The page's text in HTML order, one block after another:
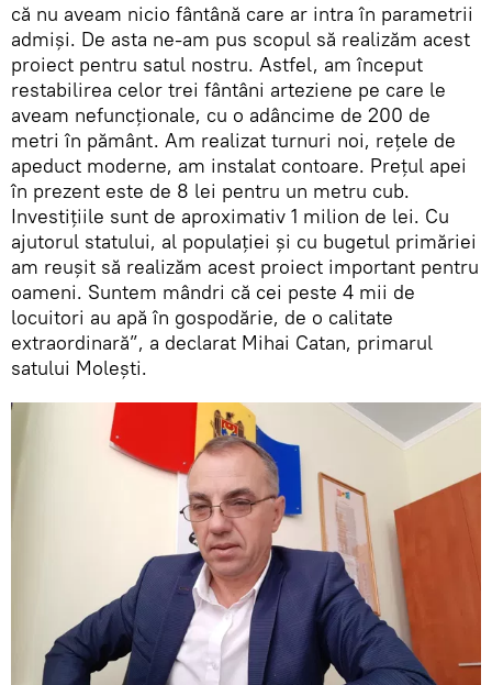
că nu aveam nicio fântână care ar intra în parametrii
admiși. De asta ne-am pus scopul să realizăm acest
proiect pentru satul nostru. Astfel, am început
restabilirea celor trei fântâni arteziene pe care le
aveam nefuncționale, cu o adâncime de 200 de
metri în pământ. Am realizat turnuri noi, rețele de
apeduct moderne, am instalat contoare. Prețul apei
în prezent este de 8 lei pentru un metru cub.
Investițiile sunt de aproximativ 1 milion de lei. Cu
ajutorul statului, al populației și cu bugetul primăriei
am reușit să realizăm acest proiect important pentru
oameni. Suntem mândri că cei peste 4 mii de
locuitori au apă în gospodărie, de o calitate
extraordinară”, a declarat Mihai Catan, primarul
satului Molești.